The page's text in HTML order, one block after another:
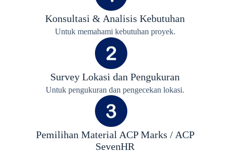
Konsultasi & Analisis Kebutuhan
Untuk memahami kebutuhan proyek.
Survey Lokasi dan Pengukuran
Untuk pengukuran dan pengecekan lokasi.
Pemilihan Material ACP Marks / ACP
SevenHR